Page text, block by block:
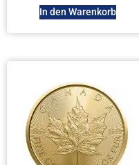
In den Warenkorb